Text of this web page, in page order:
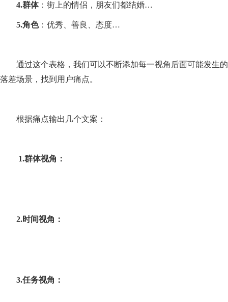
4.群体：街上的情侣，朋友们都结婚…
5.角色：优秀、善良、态度…
通过这个表格，我们可以不断添加每一视角后面可能发生的
落差场景，找到用户痛点。
根据痛点输出几个文案：
1.群体视角：
2.时间视角：
3.任务视角：